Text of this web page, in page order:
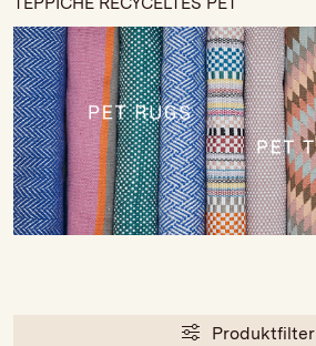
Produktfilter